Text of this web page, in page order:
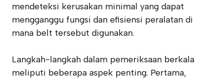
mendeteksi kerusakan minimal yang dapat
mengganggu fungsi dan efisiensi peralatan di
mana belt tersebut digunakan.
Langkah-langkah dalam pemeriksaan berkala
meliputi beberapa aspek penting. Pertama,